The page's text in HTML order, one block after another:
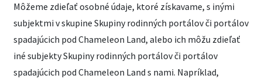
Môžeme zdieľať osobné údaje, ktoré získavame, s inými
subjektmi v skupine Skupiny rodinných portálov či portálov
spadajúcich pod Chameleon Land, alebo ich môžu zdieľať
iné subjekty Skupiny rodinných portálov či portálov
spadajúcich pod Chameleon Land s nami. Napríklad,